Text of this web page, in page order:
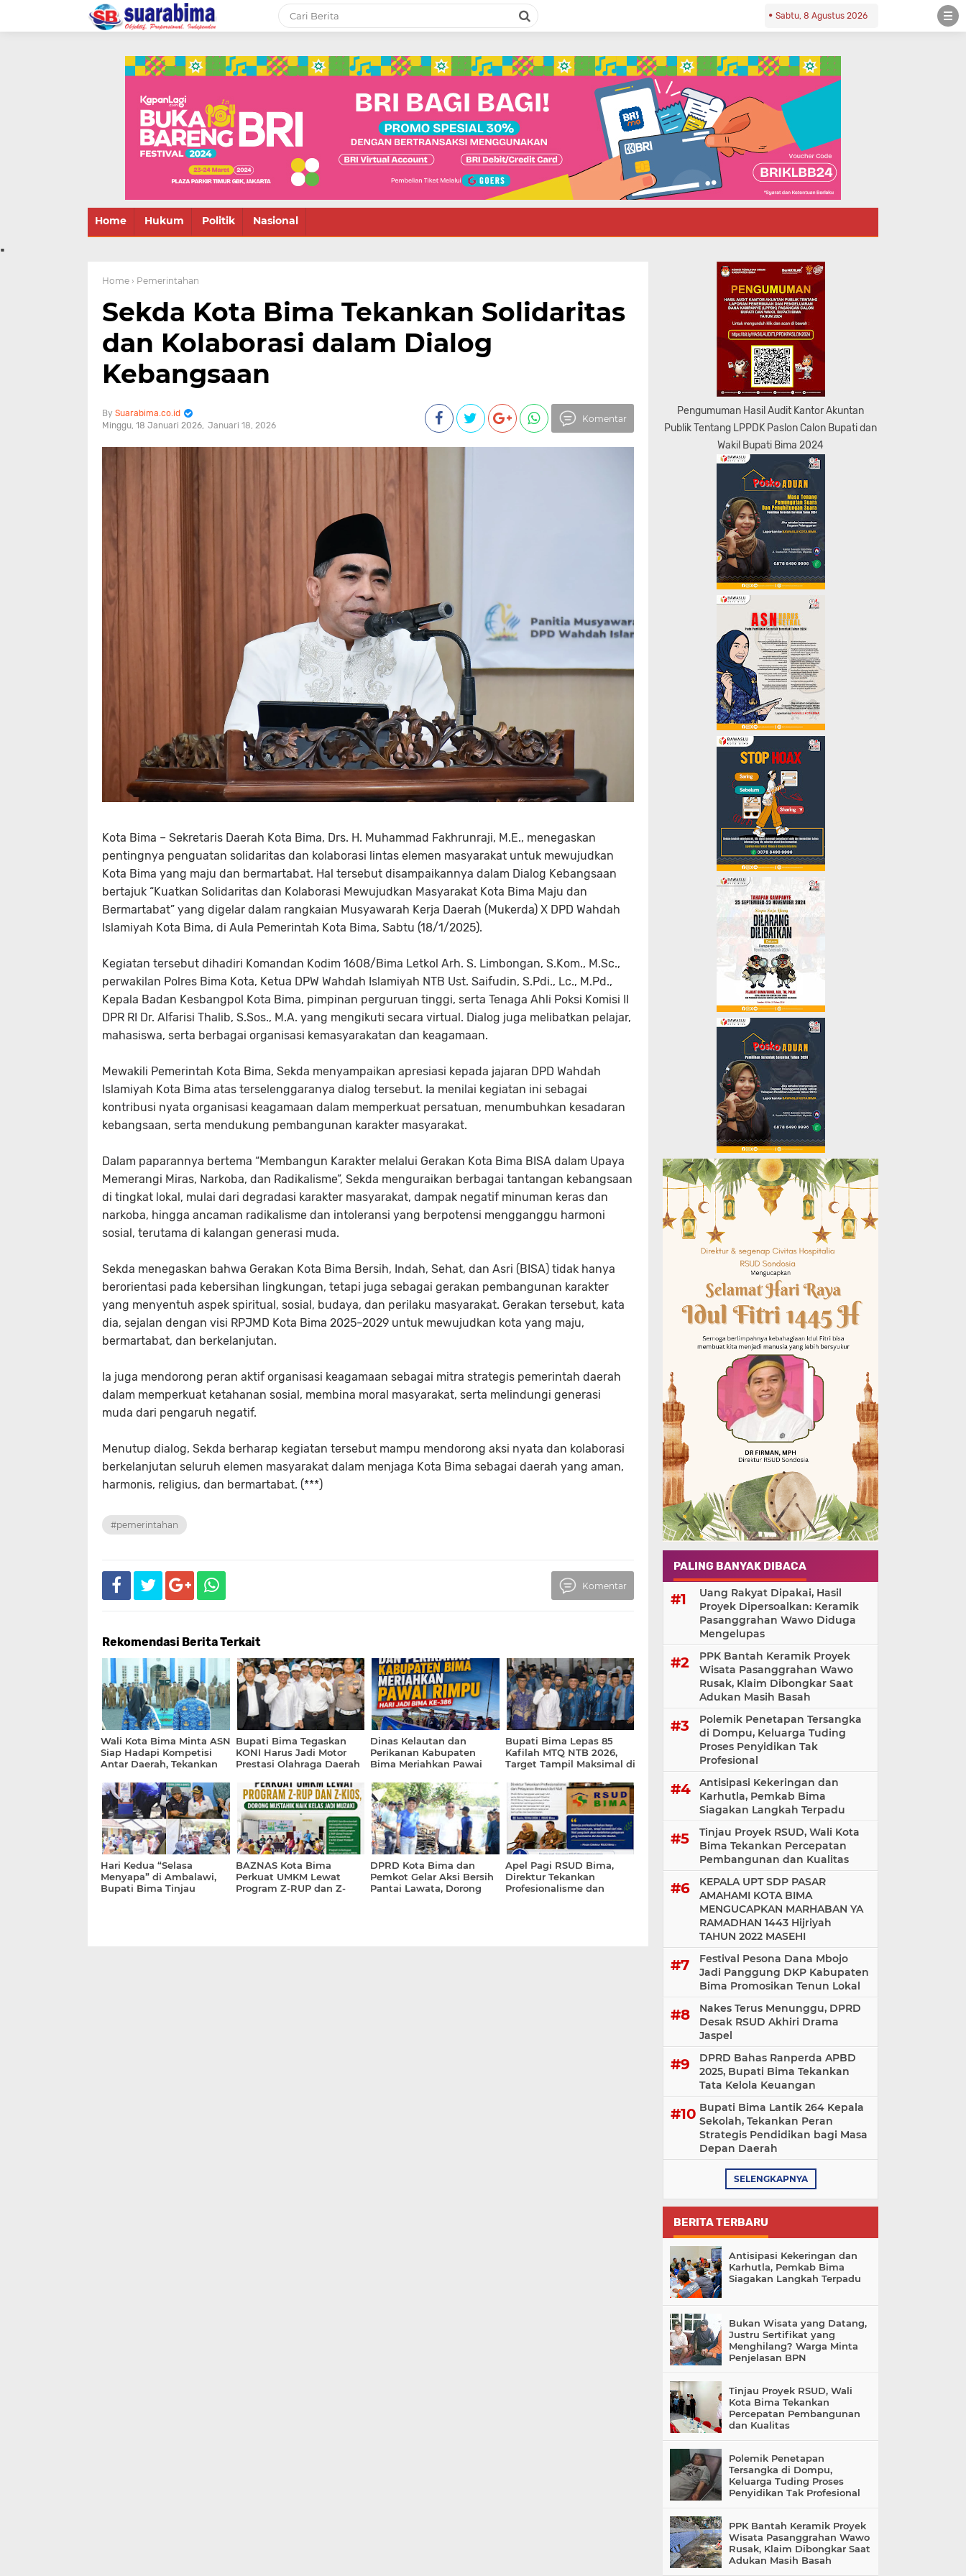
informasi terbaru tentang
Bima dan daerah sekitar
Sabtu, 8 Agustus 2026
Home Hukum Politik Nasional
.
Home › Pemerintahan
Sekda Kota Bima Tekankan Solidaritas
dan Kolaborasi dalam Dialog
Kebangsaan
Suarabima.co.id
Minggu, 18 Januari 2026 Januari 18, 2026
Komentar
Kota Bima – Sekretaris Daerah Kota Bima, Drs. H. Muhammad Fakhrunraji, M.E., menegaskan
pentingnya penguatan solidaritas dan kolaborasi lintas elemen masyarakat untuk mewujudkan
Kota Bima yang maju dan bermartabat. Hal tersebut disampaikannya dalam Dialog Kebangsaan
bertajuk “Kuatkan Solidaritas dan Kolaborasi Mewujudkan Masyarakat Kota Bima Maju dan
Bermartabat” yang digelar dalam rangkaian Musyawarah Kerja Daerah (Mukerda) X DPD Wahdah
Islamiyah Kota Bima, di Aula Pemerintah Kota Bima, Sabtu (18/1/2025).
Kegiatan tersebut dihadiri Komandan Kodim 1608/Bima Letkol Arh. S. Limbongan, S.Kom., M.Sc.,
perwakilan Polres Bima Kota, Ketua DPW Wahdah Islamiyah NTB Ust. Saifudin, S.Pdi., Lc., M.Pd.,
Kepala Badan Kesbangpol Kota Bima, pimpinan perguruan tinggi, serta Tenaga Ahli Poksi Komisi II
DPR RI Dr. Alfarisi Thalib, S.Sos., M.A. yang mengikuti secara virtual. Dialog juga melibatkan pelajar,
mahasiswa, serta berbagai organisasi kemasyarakatan dan keagamaan.
Mewakili Pemerintah Kota Bima, Sekda menyampaikan apresiasi kepada jajaran DPD Wahdah
Islamiyah Kota Bima atas terselenggaranya dialog tersebut. Ia menilai kegiatan ini sebagai
kontribusi nyata organisasi keagamaan dalam memperkuat persatuan, menumbuhkan kesadaran
kebangsaan, serta mendukung pembangunan karakter masyarakat.
Dalam paparannya bertema “Membangun Karakter melalui Gerakan Kota Bima BISA dalam Upaya
Memerangi Miras, Narkoba, dan Radikalisme”, Sekda menguraikan berbagai tantangan kebangsaan
di tingkat lokal, mulai dari degradasi karakter masyarakat, dampak negatif minuman keras dan
narkoba, hingga ancaman radikalisme dan intoleransi yang berpotensi mengganggu harmoni
sosial, terutama di kalangan generasi muda.
Sekda menegaskan bahwa Gerakan Kota Bima Bersih, Indah, Sehat, dan Asri (BISA) tidak hanya
berorientasi pada kebersihan lingkungan, tetapi juga sebagai gerakan pembangunan karakter
yang menyentuh aspek spiritual, sosial, budaya, dan perilaku masyarakat. Gerakan tersebut, kata
dia, sejalan dengan visi RPJMD Kota Bima 2025–2029 untuk mewujudkan kota yang maju,
bermartabat, dan berkelanjutan.
Ia juga mendorong peran aktif organisasi keagamaan sebagai mitra strategis pemerintah daerah
dalam memperkuat ketahanan sosial, membina moral masyarakat, serta melindungi generasi
muda dari pengaruh negatif.
Menutup dialog, Sekda berharap kegiatan tersebut mampu mendorong aksi nyata dan kolaborasi
berkelanjutan seluruh elemen masyarakat dalam menjaga Kota Bima sebagai daerah yang aman,
harmonis, religius, dan bermartabat. (***)
#pemerintahan
Komentar
Rekomendasi Berita Terkait
Wali Kota Bima Minta ASN
Siap Hadapi Kompetisi
Antar Daerah, Tekankan
Bupati Bima Tegaskan
KONI Harus Jadi Motor
Prestasi Olahraga Daerah
Dinas Kelautan dan
Perikanan Kabupaten
Bima Meriahkan Pawai
386
Bupati Bima Lepas 85
Kafilah MTQ NTB 2026,
Target Tampil Maksimal di
Hari Kedua “Selasa
Menyapa” di Ambalawi,
Bupati Bima Tinjau
BAZNAS Kota Bima
Perkuat UMKM Lewat
Program Z-RUP dan Z-
DPRD Kota Bima dan
Pemkot Gelar Aksi Bersih
Pantai Lawata, Dorong
Apel Pagi RSUD Bima,
Direktur Tekankan
Profesionalisme dan
Pengumuman Hasil Audit Kantor Akuntan
Publik Tentang LPPDK Paslon Calon Bupati dan
Wakil Bupati Bima 2024
PALING BANYAK DIBACA
Uang Rakyat Dipakai, Hasil
Proyek Dipersoalkan: Keramik
Pasanggrahan Wawo Diduga
Mengelupas
PPK Bantah Keramik Proyek
Wisata Pasanggrahan Wawo
Rusak, Klaim Dibongkar Saat
Adukan Masih Basah
Polemik Penetapan Tersangka
di Dompu, Keluarga Tuding
Proses Penyidikan Tak
Profesional
Antisipasi Kekeringan dan
Karhutla, Pemkab Bima
Siagakan Langkah Terpadu
Tinjau Proyek RSUD, Wali Kota
Bima Tekankan Percepatan
Pembangunan dan Kualitas
KEPALA UPT SDP PASAR
AMAHAMI KOTA BIMA
MENGUCAPKAN MARHABAN YA
RAMADHAN 1443 Hijriyah
TAHUN 2022 MASEHI
Festival Pesona Dana Mbojo
Jadi Panggung DKP Kabupaten
Bima Promosikan Tenun Lokal
Nakes Terus Menunggu, DPRD
Desak RSUD Akhiri Drama
Jaspel
DPRD Bahas Ranperda APBD
2025, Bupati Bima Tekankan
Tata Kelola Keuangan
Bupati Bima Lantik 264 Kepala
Sekolah, Tekankan Peran
Strategis Pendidikan bagi Masa
Depan Daerah
SELENGKAPNYA
BERITA TERBARU
Antisipasi Kekeringan dan
Karhutla, Pemkab Bima
Siagakan Langkah Terpadu
Bukan Wisata yang Datang,
Justru Sertifikat yang
Menghilang? Warga Minta
Penjelasan BPN
Tinjau Proyek RSUD, Wali
Kota Bima Tekankan
Percepatan Pembangunan
dan Kualitas
Polemik Penetapan
Tersangka di Dompu,
Keluarga Tuding Proses
Penyidikan Tak Profesional
PPK Bantah Keramik Proyek
Wisata Pasanggrahan Wawo
Rusak, Klaim Dibongkar Saat
Adukan Masih Basah